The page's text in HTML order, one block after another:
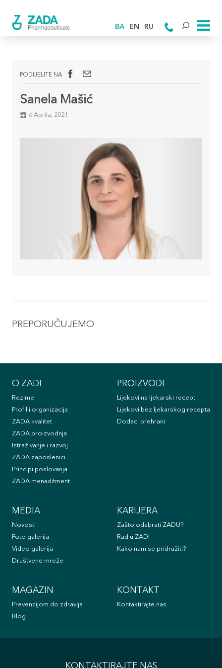
BA EN RU
PODIJELITE NA
Sanela Mašić
6 Aprila, 2021
PREPORUČUJEMO
O ZADI
Rezime
Profil i organizacija
ZADA kvalitet
ZADA proizvodnja
Istraživanje i razvoj
ZADA zaposlenici
Principi poslovanja
ZADA menadžment
PROIZVODI
Lijekovi na ljekarski recept
Lijekovi bez ljekarskog recepta
Dodaci prehrani
MEDIA
Novosti
Foto galerija
Video galerija
Društvene mreže
KARIJERA
Zašto odabrati ZADU?
Rad u ZADI
Kako nam se pridružiti?
MAGAZIN
Prevencijom do zdravlja
Blog
KONTAKT
Kontaktirajte nas
KONTAKTIRAJTE NAS